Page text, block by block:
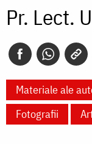
Pr. Lect.
Materiale ale
Fotografii